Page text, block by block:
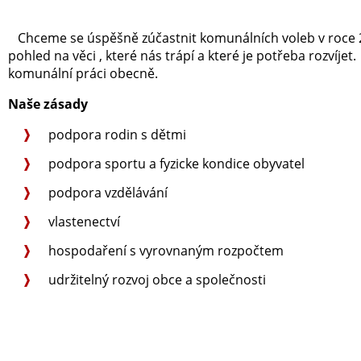
Chceme se úspěšně zúčastnit komunálních voleb v
pohled na věci , které nás trápí a které je potřeba
komunální práci obecně.
Naše zásady
podpora rodin s dětmi
podpora sportu a fyzicke kondice obyvatel
podpora vzdělávání
vlastenectví
hospodaření s vyrovnaným rozpočtem
udržitelný rozvoj obce a společnosti